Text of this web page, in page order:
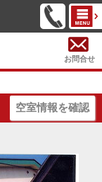
お問合せ
空室情報を確認